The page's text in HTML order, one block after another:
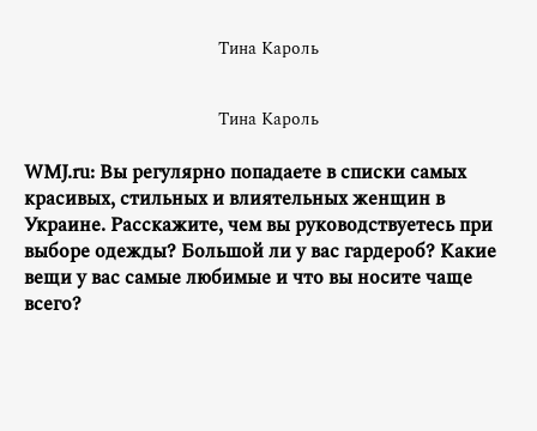
Тина Кароль
Тина Кароль
WMJ.ru: Вы регулярно попадаете в списки самых
красивых, стильных и влиятельных женщин в
Украине. Расскажите, чем вы руководствуетесь при
выборе одежды? Большой ли у вас гардероб? Какие
вещи у вас самые любимые и что вы носите чаще
всего?